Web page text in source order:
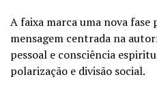
A faixa marca uma nova
mensagem centrada na
pessoal e consciência
polarização e divisão social.